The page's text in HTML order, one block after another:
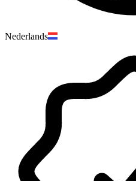
Nederlands